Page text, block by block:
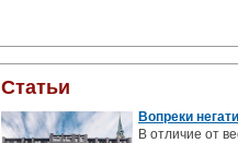
Статьи
Вопреки
В отличие от